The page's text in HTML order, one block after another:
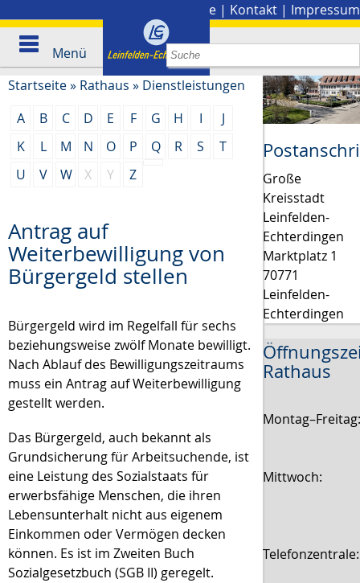
Presse | Kontakt | Impressum
Menü
Startseite» Rathaus » Dienstleistungen
A
B C D E F G H I
J
K
L M N O P Q R S
T
U
V W X Y Z
Antrag auf
Weiterbewilligung von
Bürgergeld stellen
Bürgergeld wird im Regelfall für sechs
beziehungsweise zwölf Monate bewilligt.
Nach Ablauf des Bewilligungszeitraums
muss ein Antrag auf Weiterbewilligung
gestellt werden.
Das Bürgergeld, auch bekannt als
Grundsicherung für Arbeitsuchende, ist
eine Leistung des Sozialstaats für
erwerbsfähige Menschen, die ihren
Lebensunterhalt nicht aus eigenem
Einkommen oder Vermögen decken
können. Es ist im Zweiten Buch
Sozialgesetzbuch (SGB II) geregelt.
Große
Kreisstadt
Leinfelden-
Echterdingen
Marktplatz 1
70771
Leinfelden-
Echterdingen
Rathaus
Mittwoch: